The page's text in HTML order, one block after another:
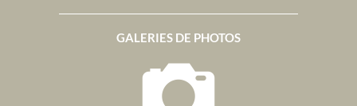
GALERIES DE PHOTOS